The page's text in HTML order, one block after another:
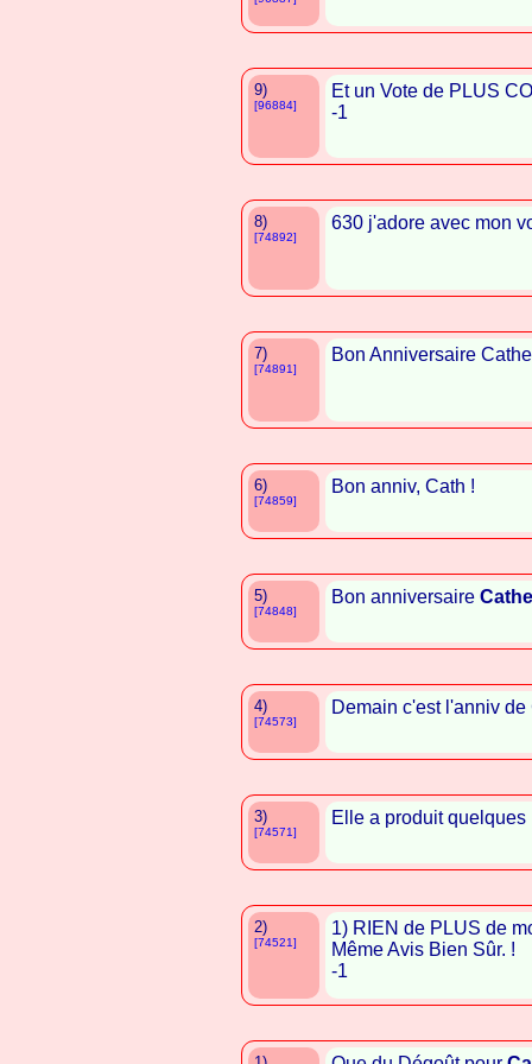
9)
[96884]
Et un Vote de PLUS
-1
8)
[74892]
630 j'adore avec mon
7)
[74891]
Bon Anniversaire
6)
[74859]
Bon anniv, Cath !
5)
[74848]
Bon anniversaire
4)
[74573]
Demain c'est l'anniv de
3)
[74571]
Elle a produit
2)
[74521]
1) RIEN de PLUS de
Même Avis Bien Sûr. !
-1